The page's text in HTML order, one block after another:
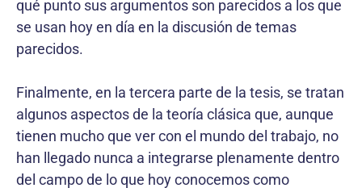
qué punto sus argumentos son parecidos a los que
se usan hoy en día en la discusión de temas
parecidos.
Finalmente, en la tercera parte de la tesis, se tratan
algunos aspectos de la teoría clásica que, aunque
tienen mucho que ver con el mundo del trabajo, no
han llegado nunca a integrarse plenamente dentro
del campo de lo que hoy conocemos como